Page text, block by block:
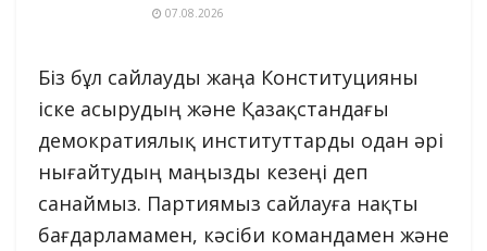
07.08.2026
Біз бұл сайлауды жаңа Конституцияны
іске асырудың және Қазақстандағы
демократиялық институттарды одан әрі
нығайтудың маңызды кезеңі деп
санаймыз. Партиямыз сайлауға нақты
бағдарламамен, кәсіби командамен және